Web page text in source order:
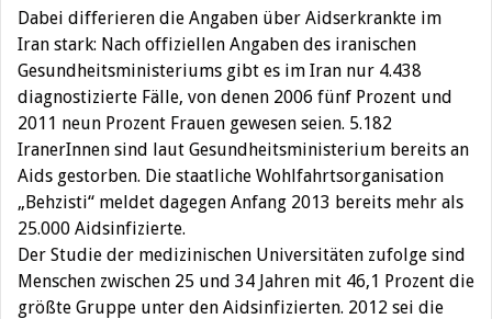
Dabei differieren die Angaben über Aidserkrankte im
Iran stark: Nach offiziellen Angaben des iranischen
Gesundheitsministeriums gibt es im Iran nur 4.438
diagnostizierte Fälle, von denen 2006 fünf Prozent und
2011 neun Prozent Frauen gewesen seien. 5.182
IranerInnen sind laut Gesundheitsministerium bereits an
Aids gestorben. Die staatliche Wohlfahrtsorganisation
„Behzisti“ meldet dagegen Anfang 2013 bereits mehr als
25.000 Aidsinfizierte.
Der Studie der medizinischen Universitäten zufolge sind
Menschen zwischen 25 und 34 Jahren mit 46,1 Prozent die
größte Gruppe unter den Aidsinfizierten. 2012 sei die